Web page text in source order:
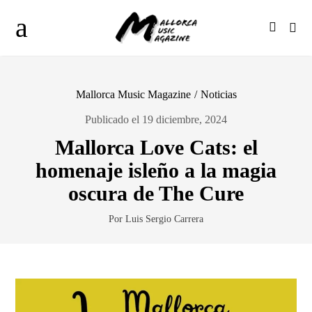
Mallorca Music Magazine / Noticias
Publicado el 19 diciembre, 2024
Mallorca Love Cats: el
homenaje isleño a la magia
oscura de The Cure
Por Luis Sergio Carrera